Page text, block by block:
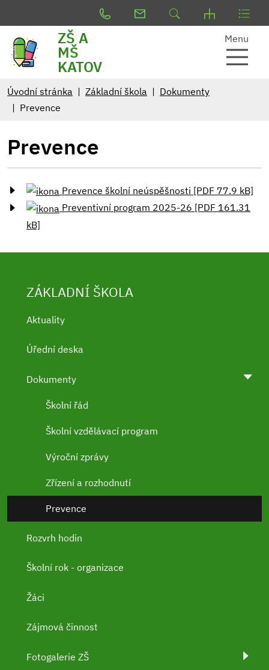
ZŠ A
MŠ
KATOV
Menu
Úvodní stránka Základní škola
Dokumenty
Prevence
Prevence
Prevence školní neúspěšnosti [PDF 77.9 kB]
Preventivní program 2025-26 [PDF 161.31
kB]
ZÁKLADNÍ ŠKOLA
Aktuality
Úřední deska
Dokumenty
Školní řád
Školní vzdělávací program
Výroční zprávy
Zřízení a rozhodnutí
Prevence
Rozvrh hodin
Školní rok - organizace
Žáci
Zájmová činnost
Fotogalerie ZŠ